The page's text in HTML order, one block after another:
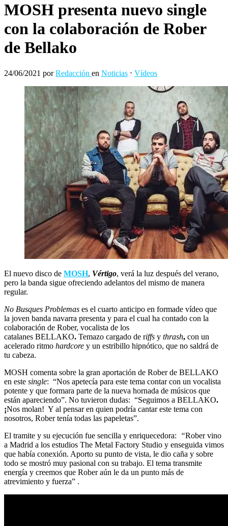
MOSH presenta nuevo single
con la colaboración de Rober
de Bellako
24/06/2021 porRedacción en Noticias ⋅ Vídeos
El nuevo disco de MOSH, Vértigo, verá la luz después del verano,
pero la banda sigue ofreciendo adelantos del mismo de manera
regular.
No Busques Problemas es el cuarto anticipo en formade vídeo que
la joven banda navarra presenta y para el cual ha contado con la
colaboración de Rober, vocalista de los
catalanes BELLAKO. Temazo cargado de riffs y thrash, con un
acelerado ritmo hardcore y un estribillo hipnótico, que no saldrá de
tu cabeza.
MOSH comenta sobre la gran aportación de Rober de BELLAKO
en este single: “Nos apetecía para este tema contar con un vocalista
potente y que formara parte de la nueva hornada de músicos que
están apareciendo”. No tuvieron dudas: “Seguimos a BELLAKO.
¡Nos molan! Y al pensar en quien podría cantar este tema con
nosotros, Rober tenía todas las papeletas”.
El tramite y su ejecución fue sencilla y enriquecedora:
“Rober vino
a Madrid a los estudios The Metal Factory Studio y enseguida vimos
que había conexión. Aporto su punto de vista, le dio caña y sobre
todo se mostró muy pasional con su trabajo. El tema transmite
energía y creemos que Rober aún le da un punto más de
atrevimiento y fuerza” .